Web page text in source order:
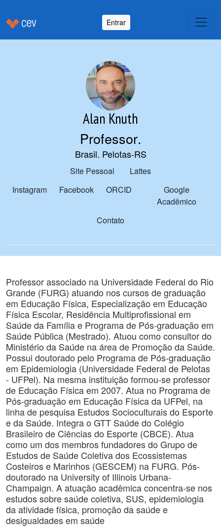
Entrar
Alan Knuth
Professor.
Brasil. Pelotas-RS
Site Pessoal
Lattes
Instagram
Facebook ORCID
Google
Acadêmico
Contato
Professor associado na Universidade Federal do Rio
Grande (FURG) atuando nos cursos de graduação
em Educação Física, Especialização em Educação
Física Escolar, Residência Multiprofissional em
Saúde da Família e Programa de Pós-graduação em
Saúde Pública (Mestrado). Atuou como consultor do
Ministério da Saúde na área de Promoção da Saúde.
Possui doutorado pelo Programa de Pós-graduação
em Epidemiologia (Universidade Federal de Pelotas
- UFPel). Na mesma instituição formou-se professor
de Educação Física em 2007. Atua no Programa de
Pós-graduação em Educação Física da UFPel, na
linha de pesquisa Estudos Socioculturais do Esporte
e da Saúde. Integra o GTT Saúde do Colégio
Brasileiro de Ciências do Esporte (CBCE). Atua
como um dos membros fundadores do Grupo de
Estudos de Saúde Coletiva dos Ecossistemas
Costeiros e Marinhos (GESCEM) na FURG. Pós-
doutorado na University of Illinois Urbana-
Champaign. A atuação acadêmica concentra-se nos
estudos sobre saúde coletiva, SUS, epidemiologia
da atividade física, promoção da saúde e
desigualdades em saúde